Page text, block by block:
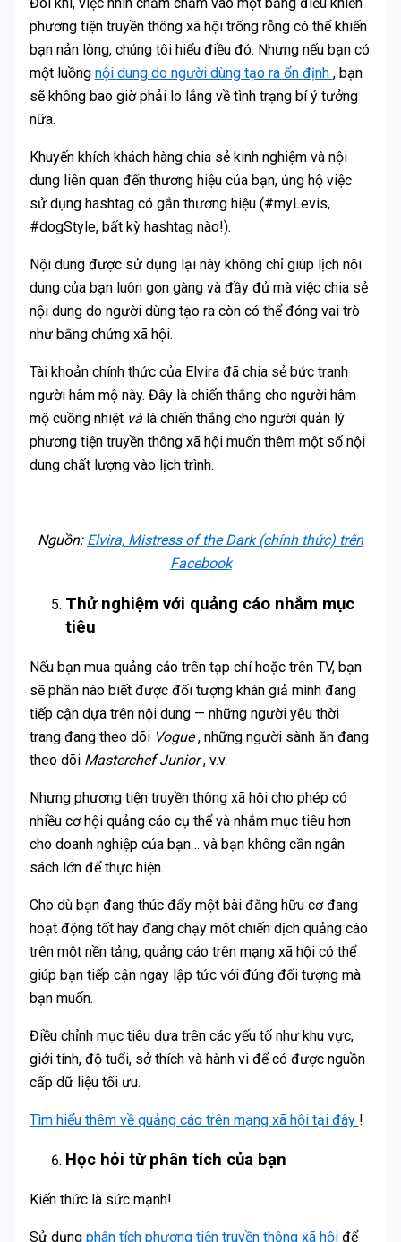
phương tiện truyền thông xã hội trống rỗng có thể khiến
bạn nản lòng, chúng tôi hiểu điều đó. Nhưng nếu bạn có
một luồng nội dung do người dùng tạo ra ổn định , bạn
sẽ không bao giờ phải lo lắng về tình trạng bí ý tưởng
nữa.
Khuyến khích khách hàng chia sẻ kinh nghiệm và nội
dung liên quan đến thương hiệu của bạn, ủng hộ việc
sử dụng hashtag có gắn thương hiệu (#myLevis,
#dogStyle, bất kỳ hashtag nào!).
Nội dung được sử dụng lại này không chỉ giúp lịch nội
dung của bạn luôn gọn gàng và đầy đủ mà việc chia sẻ
nội dung do người dùng tạo ra còn có thể đóng vai trò
như bằng chứng xã hội.
Tài khoản chính thức của Elvira đã chia sẻ bức tranh
người hâm mộ này. Đây là chiến thắng cho người hâm
mộ cuồng nhiệt và là chiến thắng cho người quản lý
phương tiện truyền thông xã hội muốn thêm một số nội
dung chất lượng vào lịch trình.
Nguồn: Elvira, Mistress of the Dark (chính thức) trên
Facebook
Thử nghiệm với quảng cáo nhắm mục
tiêu
Nếu bạn mua quảng cáo trên tạp chí hoặc trên TV, bạn
sẽ phần nào biết được đối tượng khán giả mình đang
tiếp cận dựa trên nội dung — những người yêu thời
trang đang theo dõi Vogue, những người sành ăn đang
theo dõi Masterchef Junior, v.v.
Nhưng phương tiện truyền thông xã hội cho phép có
nhiều cơ hội quảng cáo cụ thể và nhắm mục tiêu hơn
cho doanh nghiệp của bạn… và bạn không cần ngân
sách lớn để thực hiện.
Cho dù bạn đang thúc đẩy một bài đăng hữu cơ đang
hoạt động tốt hay đang chạy một chiến dịch quảng cáo
trên một nền tảng, quảng cáo trên mạng xã hội có thể
giúp bạn tiếp cận ngay lập tức với đúng đối tượng mà
bạn muốn.
Điều chỉnh mục tiêu dựa trên các yếu tố như khu vực,
giới tính, độ tuổi, sở thích và hành vi để có được nguồn
cấp dữ liệu tối ưu.
Tìm hiểu thêm về quảng cáo trên mạng xã hội tại đây !
Học hỏi từ phân tích của bạn
Kiến thức là sức mạnh!
Sử dụng phân tích phương tiện truyền thông xã hội để